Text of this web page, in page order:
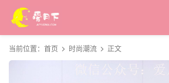
当前位置： 首页 时尚潮流 正文